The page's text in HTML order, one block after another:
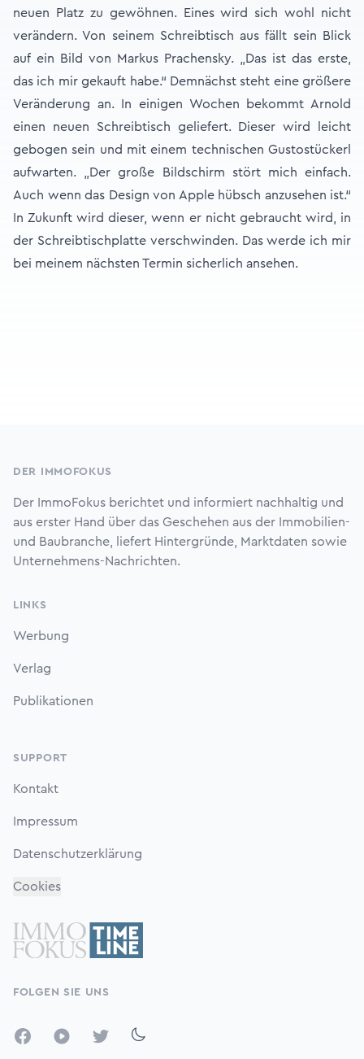
neuen Platz zu gewöhnen. Eines wird sich wohl nicht
verändern. Von seinem Schreibtisch aus fällt sein Blick
auf ein Bild von Markus Prachensky. „Das ist das erste,
das ich mir gekauft habe.“ Demnächst steht eine größere
Veränderung an. In einigen Wochen bekommt Arnold
einen neuen Schreibtisch geliefert. Dieser wird leicht
gebogen sein und mit einem technischen Gustostückerl
aufwarten. „Der große Bildschirm stört mich einfach.
Auch wenn das Design von Apple hübsch anzusehen ist.“
In Zukunft wird dieser, wenn er nicht gebraucht wird, in
der Schreibtischplatte verschwinden. Das werde ich mir
bei meinem nächsten Termin sicherlich ansehen.
DER IMMOFOKUS
Der ImmoFokus berichtet und informiert nachhaltig und
aus erster Hand über das Geschehen aus der Immobilien-
und Baubranche, liefert Hintergründe, Marktdaten sowie
Unternehmens-Nachrichten.
LINKS
Werbung
Verlag
Publikationen
SUPPORT
Kontakt
Impressum
Datenschutzerklärung
Cookies
FOLGEN SIE UNS
FacebookYouTubeTwitter